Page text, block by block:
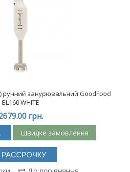
ручний занурювальний GoodFood
BL160 WHITE
грн.
Швидке замовлення
РАССРОЧКУ